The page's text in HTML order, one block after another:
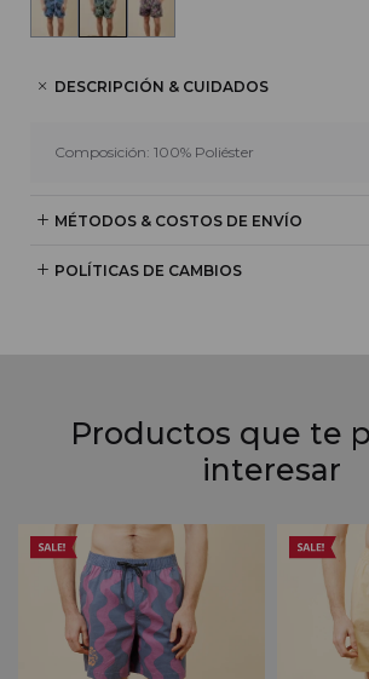
DESCRIPCIÓN & CUIDADOS
Composición: 100% Poliéster
MÉTODOS & COSTOS DE ENVÍO
POLÍTICAS DE CAMBIOS
Productos que te
interesar